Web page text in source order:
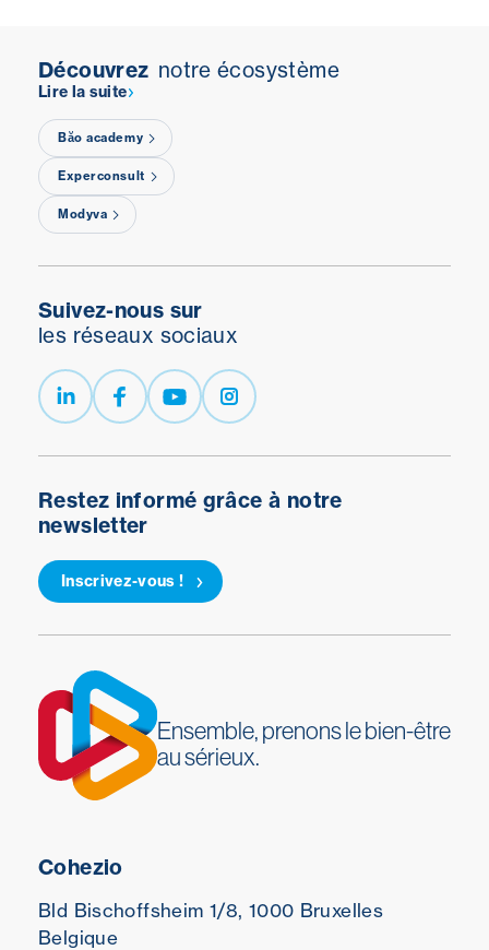
Découvrez notre écosystème
Lire la suite
Băo academy
Experconsult
Modyva
Restez informé grâce à notre
newsletter
Inscrivez-vous !
Suivez-nous sur
les réseaux sociaux
Ensemble, prenons le bien-être
au sérieux.
Cohezio
Bld Bischoffsheim 1/8, 1000 Bruxelles
Belgique